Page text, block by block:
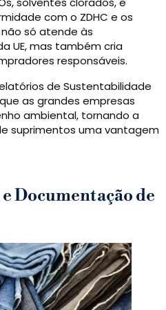
com o ZDHC e os
só atende às
UE, mas também cria
responsáveis.
de Sustentabilidade
as grandes empresas
ambiental, tornando a
suprimentos uma vantagem
Documentação de